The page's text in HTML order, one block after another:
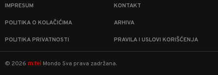
IMPRESUM KONTAKT
POLITIKA O KOLAČIĆIMA ARHIVA
POLITIKA PRIVATNOSTI PRAVILA I USLOVI KORIŠĆENJA
© 2026 m:tel Mondo Sva prava zadržana.